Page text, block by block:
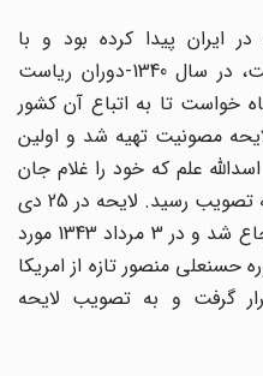
پیدا کرده بود و با
وابستگی که شاه به امریکا داشت، در سال 1340-دوران ریاست
تا به اتباع آن کشور
مصونیت تهیه شد و اولین
دولت اسدالله علم که خود را غلام جان
نثار و خانه زاد شاه می شناخت به تصویب رسید. لایحه در 25 دی
ماه همان سال، به مجلس سنا ارجاع شد و در 3 مرداد 1343 مورد
منصور تازه از امریکا
گرفت و به تصویب لایحه